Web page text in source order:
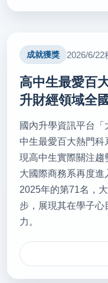
聞網 115.7.15)
秘書室公關組
2026/07/14
教育部首辦大專院
自 國立教育廣播電台
秘書室公關組
2026/07/13
新北金手國際見學
自 中華日報 115.7.13)
秘書室公關組
成就獲獎 2026/6/22
高中生最愛百
升財經領域全
國內升學資訊平台
中生最愛百大熱門科
現高中生實際關注趨
大國際商務系再度
2025年的第71名，
步，展現其在學子心
力。